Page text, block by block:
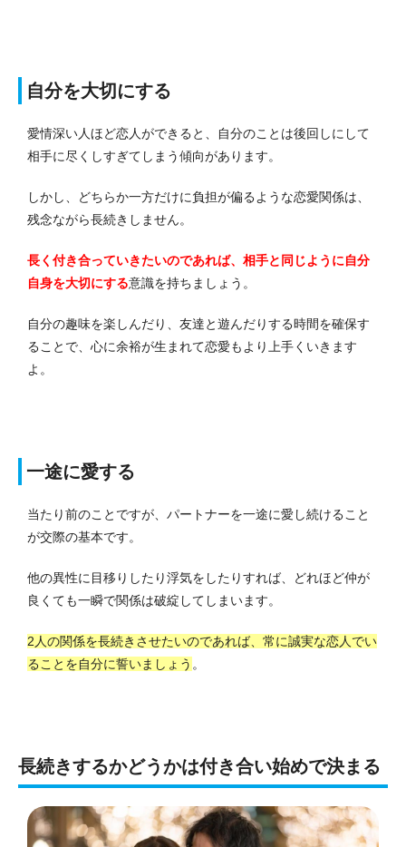
自分を大切にする
愛情深い人ほど恋人ができると、自分のことは後回しにして
相手に尽くしすぎてしまう傾向があります。
しかし、どちらか一方だけに負担が偏るような恋愛関係は、
残念ながら長続きしません。
長く付き合っていきたいのであれば、相手と同じように自分
自身を大切にする意識を持ちましょう。
自分の趣味を楽しんだり、友達と遊んだりする時間を確保す
ることで、心に余裕が生まれて恋愛もより上手くいきます
よ。
一途に愛する
当たり前のことですが、パートナーを一途に愛し続けること
が交際の基本です。
他の異性に目移りしたり浮気をしたりすれば、どれほど仲が
良くても一瞬で関係は破綻してしまいます。
2人の関係を長続きさせたいのであれば、常に誠実な恋人でい
ることを自分に誓いましょう 。
長続きするかどうかは付き合い始めで決まる